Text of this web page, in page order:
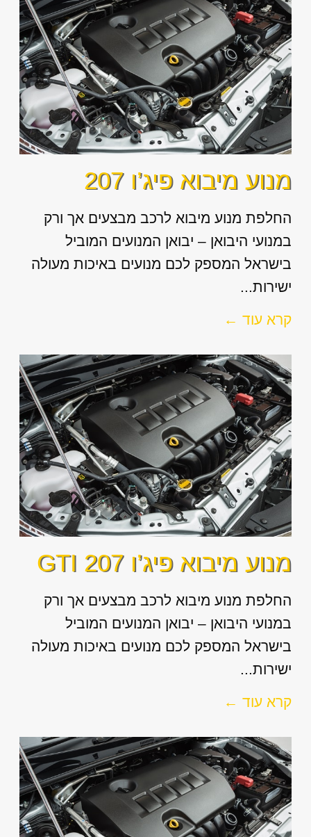
מנוע מיבוא פיג’ו 207
החלפת מנוע מיבוא לרכב מבצעים אך ורק
במנועי היבואן – יבואן המנועים המוביל
בישראל המספק לכם מנועים באיכות מעולה
ישירות...
קרא עוד ←
מנוע מיבוא פיג’ו 207 GTI
החלפת מנוע מיבוא לרכב מבצעים אך ורק
במנועי היבואן – יבואן המנועים המוביל
בישראל המספק לכם מנועים באיכות מעולה
ישירות...
קרא עוד ←